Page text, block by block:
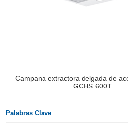
Campana extractora delgada de
GCHS-600T
Palabras Clave